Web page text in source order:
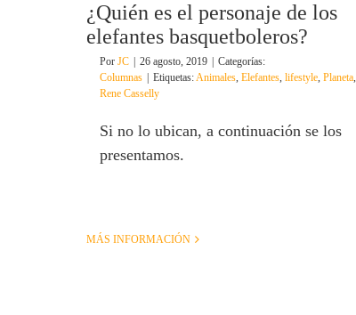
¿Quién es el personaje de los
elefantes basquetboleros?
Por JC 26 agosto, 2019
Categorías:
Columnas
Etiquetas:Animales, Elefantes, lifestyle, Planeta,
Rene Casselly
Si no lo ubican, a continuación se los
presentamos.
MÁS INFORMACIÓN